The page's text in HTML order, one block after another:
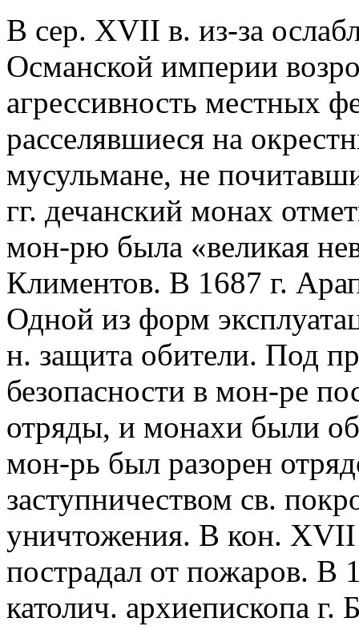
В сер. XVII в. из-за
Османской империи
агрессивность местных
расселявшиеся на
мусульмане, не
гг. дечанский монах
мон-рю была «великая
Климентов. В 1687 г.
Одной из форм
н. защита обители. Под
безопасности в мон-ре
отряды, и монахи были
мон-рь был разорен
заступничеством св.
уничтожения. В кон.
пострадал от пожаров. В
католич. архиепископа